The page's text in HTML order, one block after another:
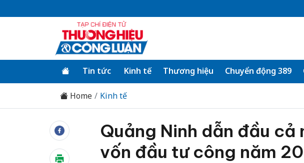
Tin tức Kinh tế Thương hiệu Chuyển động 389
Home Kinh tế
Quảng Ninh dẫn đầu cả
vốn đầu tư công năm